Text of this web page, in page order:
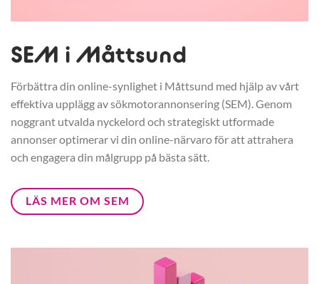
SEM i Måttsund
Förbättra din online-synlighet i Måttsund med hjälp av vårt
effektiva upplägg av sökmotorannonsering (SEM). Genom
noggrant utvalda nyckelord och strategiskt utformade
annonser optimerar vi din online-närvaro för att attrahera
och engagera din målgrupp på bästa sätt.
LÄS MER OM SEM